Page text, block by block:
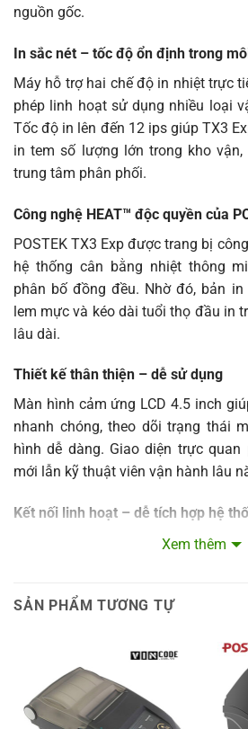
nguồn gốc.
In sắc nét – tốc độ ổn định trong
Máy hỗ trợ hai chế độ in nhiệt trực
phép linh hoạt sử dụng nhiều loại
Tốc độ in lên đến 12 ips giúp TX3
in tem số lượng lớn trong kho
trung tâm phân phối.
Công nghệ HEAT™ độc quyền của
POSTEK TX3 Exp được trang bị
hệ thống cân bằng nhiệt thông
phân bố đồng đều. Nhờ đó, bản
lem mực và kéo dài tuổi thọ đầu in
lâu dài.
Thiết kế thân thiện – dễ sử dụng
Màn hình cảm ứng LCD 4.5 inch
nhanh chóng, theo dõi trạng thái
hình dễ dàng. Giao diện trực
mới lẫn kỹ thuật viên vận hành lâu
Kết nối linh hoạt – dễ tích hợp hệ
TX3 Exp hỗ trợ đầy đủ các cổng kết
mềm bán hàng và dây chuyền tự
Để tìm hiểu thêm về các giải pháp
mã vạch chính hãng, bạn có thể
chính thức của Vincode
hoặc
mã vạch công nghiệpđang được
Xem thêm
SẢN PHẨM TƯƠNG TỰ